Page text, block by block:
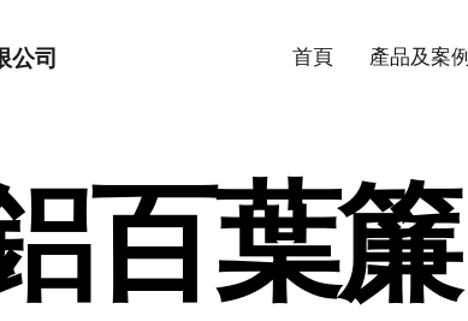
公司 首頁 產品及案例
百葉簾